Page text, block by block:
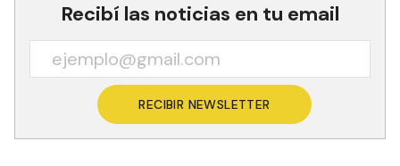
Recibí las noticias en tu email
RECIBIR NEWSLETTER